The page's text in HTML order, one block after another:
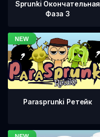
Sprunki Окончательная
Фаза 3
Parasprunki Ретейк